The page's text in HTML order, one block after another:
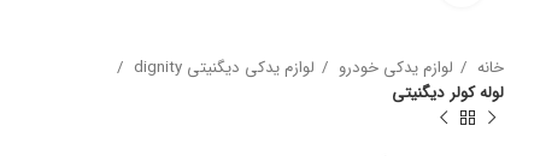
خانه لوازم یدکی خودرو
لوازم یدکی دیگنیتی dignity
لوله کولر دیگنیتی